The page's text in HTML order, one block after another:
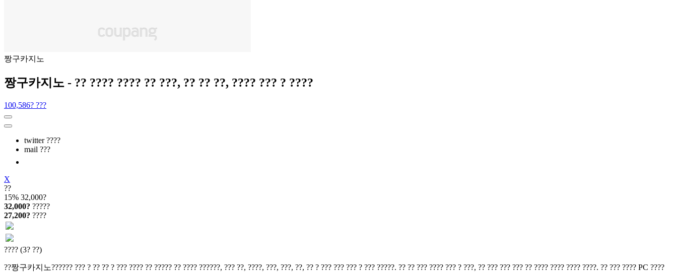
짱구카지노
짱구카지노 - ?? ???? ???? ?? ???, ?? ?? ??, ???? ??? ? ????
100,586? ???
twitter ????
mail ???
X
??
15% 32,000?
32,000? ?????
27,200? ????
???? (3? ??)
??짱구카지노?????? ??? ? ?? ?? ? ??? ???? ?? ????? ?? ???? ??????, ??? ??, ????, ???, ???, ??, ?? ? ??? ??? ??? ? ??? ?????. ?? ?? ??? ???? ??? ? ???, ?? ??? ??? ??? ?? ???? ???? ???? ????. ?? ??? ???? PC ????